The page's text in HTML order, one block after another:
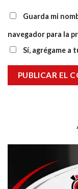
Guarda mi
navegador para la
Sí, agrégame a